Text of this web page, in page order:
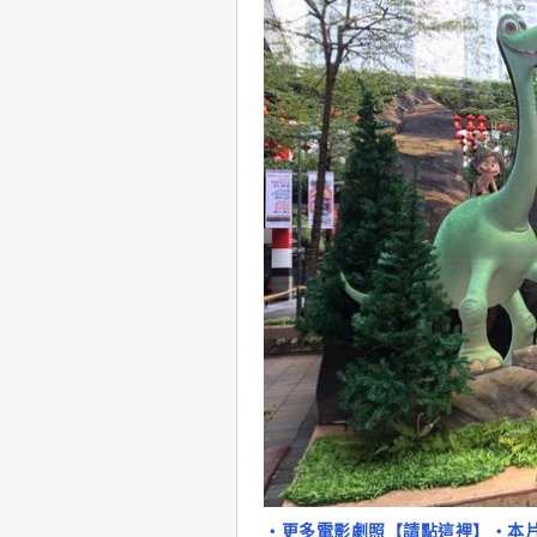
‧更多電影劇照【請點這裡】 ‧本